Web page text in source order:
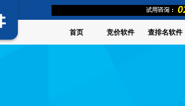
首页 竞价软件 查排名软件